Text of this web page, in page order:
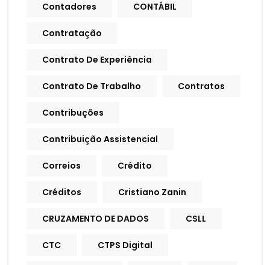
Contadores CONTÁBIL
Contratação
Contrato De Experiência
Contrato De Trabalho Contratos
Contribuções
Contribuição Assistencial
Correios Crédito
Créditos Cristiano Zanin
CRUZAMENTO DE DADOS CSLL
CTC CTPS Digital